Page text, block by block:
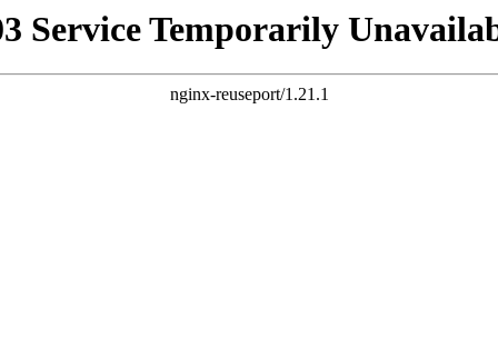
Service Temporarily
nginx-reuseport/1.21.1